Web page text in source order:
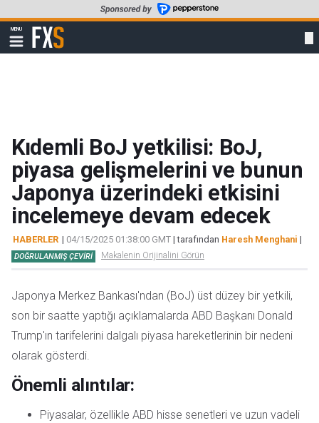
to
main
content
MENU
Show
navigation
FXStreet
Kıdemli BoJ yetkilisi: BoJ,
piyasa gelişmelerini ve bunun
Japonya üzerindeki etkisini
incelemeye devam edecek
HABERLER | 04/15/2025 01:38:00 GMT | tarafından Haresh Menghani |
DOĞRULANMIŞ ÇEVIRI Makalenin Orijinalini Görün
Japonya Merkez Bankası'ndan (BoJ) üst düzey bir yetkili,
son bir saatte yaptığı açıklamalarda ABD Başkanı Donald
Trump'ın tarifelerini dalgalı piyasa hareketlerinin bir nedeni
olarak gösterdi.
Önemli alıntılar:
Piyasalar, özellikle ABD hisse senetleri ve uzun vadeli